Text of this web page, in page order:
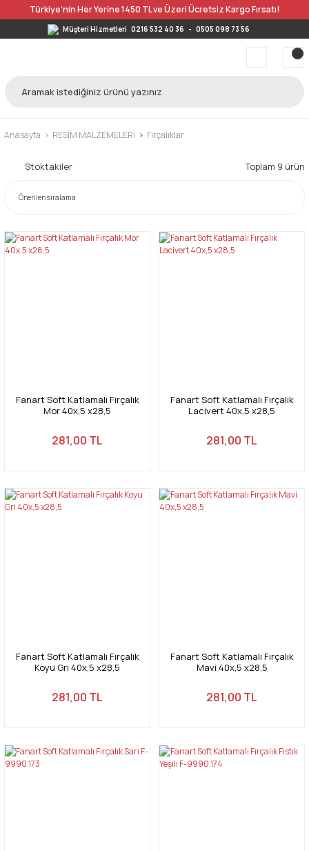
Türkiye’nin Her Yerine 1450 TL ve Üzeri Ücretsiz Kargo Fırsatı!
Müşteri Hizmetleri 0216 532 40 36 - 0505 098 73 56
Anasayfa RESİM MALZEMELERİ Fırçalıklar
Stoktakiler Toplam 9 ürün
Fanart Soft Katlamalı Fırçalık
Mor 40x,5 x28,5
281,00 TL
Fanart Soft Katlamalı Fırçalık
Lacivert 40x,5 x28,5
281,00 TL
Fanart Soft Katlamalı Fırçalık
Koyu Gri 40x,5 x28,5
281,00 TL
Fanart Soft Katlamalı Fırçalık
Mavi 40x,5 x28,5
281,00 TL